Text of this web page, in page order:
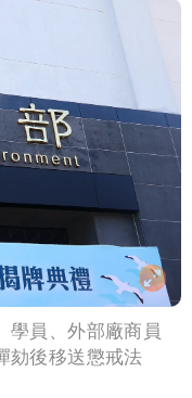
學員、外部廠商員
劾後移送懲戒法